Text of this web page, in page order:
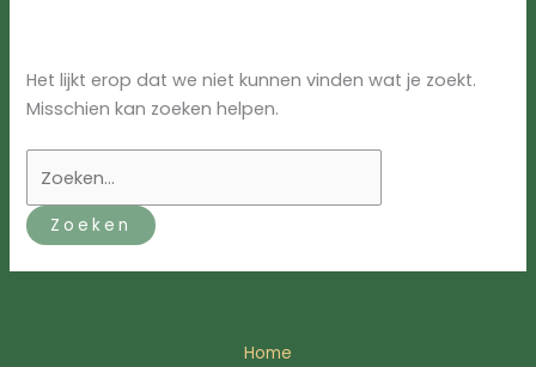
Het lijkt erop dat we niet kunnen vinden wat je zoekt.
Misschien kan zoeken helpen.
naar:
Home